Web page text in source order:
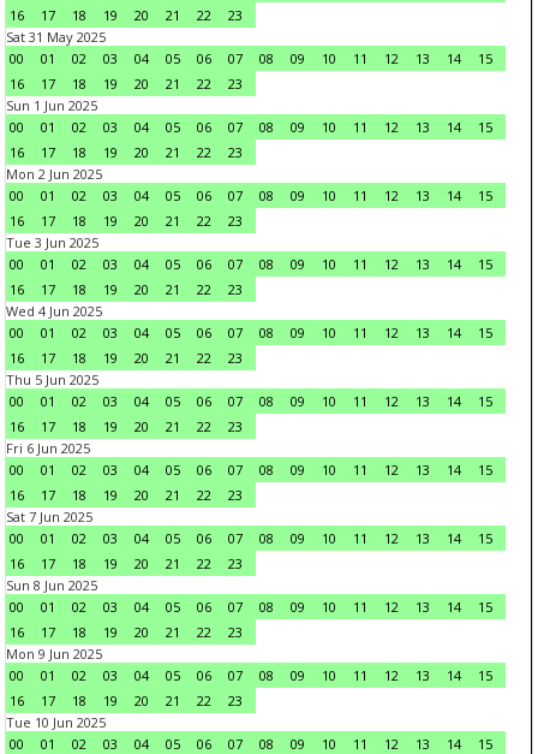
16
17 18 19 20 21 22
23
Sat 31 May 2025
00
01 02 03 04 05 06 07 08 09 10 11 12 13 14
15
16
17 18 19 20 21 22
23
Sun 1 Jun 2025
00
01 02 03 04 05 06 07 08 09 10 11 12 13 14
15
16
17 18 19 20 21 22
23
Mon 2 Jun 2025
00
01 02 03 04 05 06 07 08 09 10 11 12 13 14
15
16
17 18 19 20 21 22
23
Tue 3 Jun 2025
00
01 02 03 04 05 06 07 08 09 10 11 12 13 14
15
16
17 18 19 20 21 22
23
Wed 4 Jun 2025
00
01 02 03 04 05 06 07 08 09 10 11 12 13 14
15
16
17 18 19 20 21 22
23
Thu 5 Jun 2025
00
01 02 03 04 05 06 07 08 09 10 11 12 13 14
15
16
17 18 19 20 21 22
23
Fri 6 Jun 2025
00
01 02 03 04 05 06 07 08 09 10 11 12 13 14
15
16
17 18 19 20 21 22
23
Sat 7 Jun 2025
00
01 02 03 04 05 06 07 08 09 10 11 12 13 14
15
16
17 18 19 20 21 22
23
Sun 8 Jun 2025
00
01 02 03 04 05 06 07 08 09 10 11 12 13 14
15
16
17 18 19 20 21 22
23
Mon 9 Jun 2025
00
01 02 03 04 05 06 07 08 09 10 11 12 13 14
15
16
17 18 19 20 21 22
23
Tue 10 Jun 2025
00
01 02 03 04 05 06 07 08 09 10 11 12 13 14
15